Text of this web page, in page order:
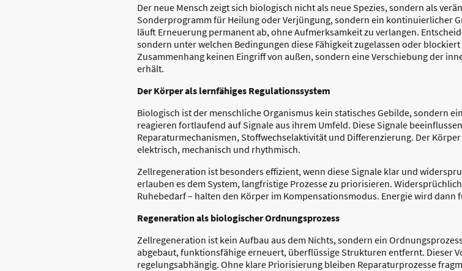
Der neue Mensch zeigt sich biologisch nicht als neue Spezies, sondern als
Sonderprogramm für Heilung oder Verjüngung, sondern ein kontinuierlicher
läuft Erneuerung permanent ab, ohne Aufmerksamkeit zu verlangen.
sondern unter welchen Bedingungen diese Fähigkeit zugelassen oder
Zusammenhang keinen Eingriff von außen, sondern eine Verschiebung der
erhält.
Der Körper als lernfähiges Regulationssystem
Biologisch ist der menschliche Organismus kein statisches Gebilde, sondern
reagieren fortlaufend auf Signale aus ihrem Umfeld. Diese Signale
Reparaturmechanismen, Stoffwechselaktivität und Differenzierung. Der
elektrisch, mechanisch und rhythmisch.
Zellregeneration ist besonders effizient, wenn diese Signale klar und
erlauben es dem System, langfristige Prozesse zu priorisieren.
Ruhebedarf – halten den Körper im Kompensationsmodus. Energie wird
Regeneration als biologischer Ordnungsprozess
Zellregeneration ist kein Aufbau aus dem Nichts, sondern ein
abgebaut, funktionsfähige erneuert, überflüssige Strukturen entfernt. Dieser
regelungsabhängig. Ohne klare Priorisierung bleiben Reparaturprozesse